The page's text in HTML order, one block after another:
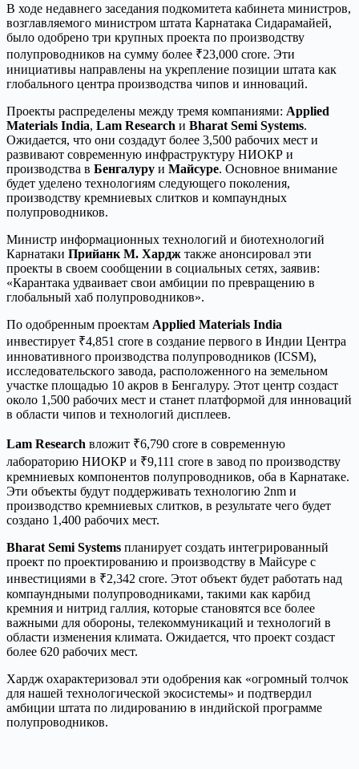
В ходе недавнего заседания подкомитета кабинета министров,
возглавляемого министром штата Карнатака Сидарамайей,
было одобрено три крупных проекта по производству
полупроводников на сумму более ₹23,000 crore. Эти
инициативы направлены на укрепление позиции штата как
глобального центра производства чипов и инноваций.
Проекты распределены между тремя компаниями: Applied
Materials India, Lam Research и Bharat Semi Systems.
Ожидается, что они создадут более 3,500 рабочих мест и
развивают современную инфраструктуру НИОКР и
производства в Бенгалуру и Майсуре. Основное внимание
будет уделено технологиям следующего поколения,
производству кремниевых слитков и компаундных
полупроводников.
Министр информационных технологий и биотехнологий
Карнатаки Прийанк М. Хардж также анонсировал эти
проекты в своем сообщении в социальных сетях, заявив:
«Карантака удваивает свои амбиции по превращению в
глобальный хаб полупроводников».
По одобренным проектам Applied Materials India
инвестирует ₹4,851 crore в создание первого в Индии Центра
инновативного производства полупроводников (ICSM),
исследовательского завода, расположенного на земельном
участке площадью 10 акров в Бенгалуру. Этот центр создаст
около 1,500 рабочих мест и станет платформой для инноваций
в области чипов и технологий дисплеев.
Lam Research вложит ₹6,790 crore в современную
лабораторию НИОКР и ₹9,111 crore в завод по производству
кремниевых компонентов полупроводников, оба в Карнатаке.
Эти объекты будут поддерживать технологию 2nm и
производство кремниевых слитков, в результате чего будет
создано 1,400 рабочих мест.
Bharat Semi Systems планирует создать интегрированный
проект по проектированию и производству в Майсуре с
инвестициями в ₹2,342 crore. Этот объект будет работать над
компаундными полупроводниками, такими как карбид
кремния и нитрид галлия, которые становятся все более
важными для обороны, телекоммуникаций и технологий в
области изменения климата. Ожидается, что проект создаст
более 620 рабочих мест.
Хардж охарактеризовал эти одобрения как «огромный толчок
для нашей технологической экосистемы» и подтвердил
амбиции штата по лидированию в индийской программе
полупроводников.